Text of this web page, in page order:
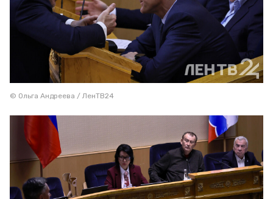
© Ольга Андреева / ЛенТВ24